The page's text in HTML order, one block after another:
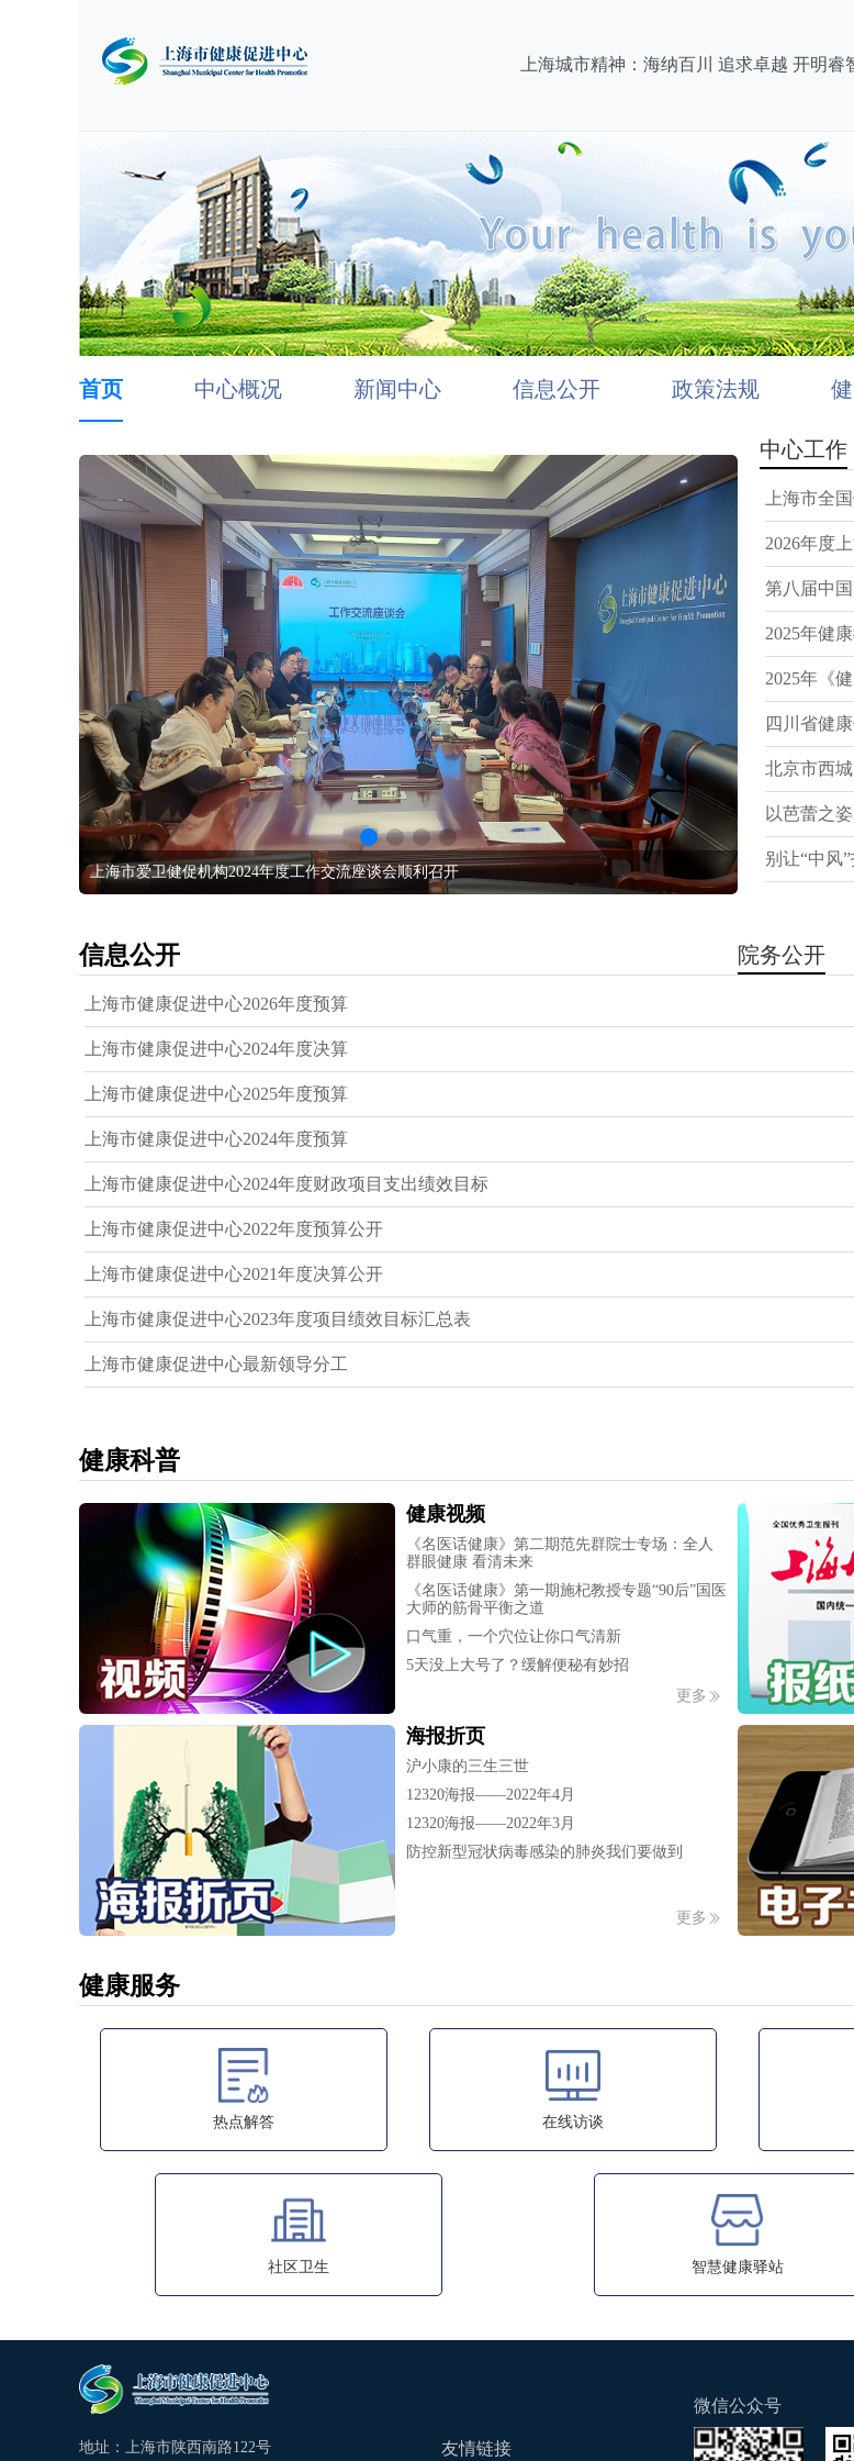
上海城市精神：海纳百川 追求卓越 开明睿
首页 中心概况 新闻中心 信息公开 政策法规
上海市爱卫健促机构2024年度工作交流座谈会顺利召开 2024年度全市
中心工作
上海市全
2026年度
第八届中
2025年健
2025年《
四川省健
北京市西
以芭蕾之
别让“中风
信息公开 院务公开
上海市健康促进中心2026年度预算
上海市健康促进中心2024年度决算
上海市健康促进中心2025年度预算
上海市健康促进中心2024年度预算
上海市健康促进中心2024年度财政项目支出绩效目标
上海市健康促进中心2022年度预算公开
上海市健康促进中心2021年度决算公开
上海市健康促进中心2023年度项目绩效目标汇总表
上海市健康促进中心最新领导分工
健康科普
健康视频
《名医话健康》第二期范先群院士专场：全人
群眼健康 看清未来
《名医话健康》第一期施杞教授专题“90后”国医
大师的筋骨平衡之道
口气重，一个穴位让你口气清新
5天没上大号了？缓解便秘有妙招
更多
海报折页
沪小康的三生三世
12320海报——2022年4月
12320海报——2022年3月
防控新型冠状病毒感染的肺炎我们要做到
更多
健康服务
热点解答 在线访谈
社区卫生 智慧健康驿站
地址：上海市陕西南路122号 友情链接
微信公众号